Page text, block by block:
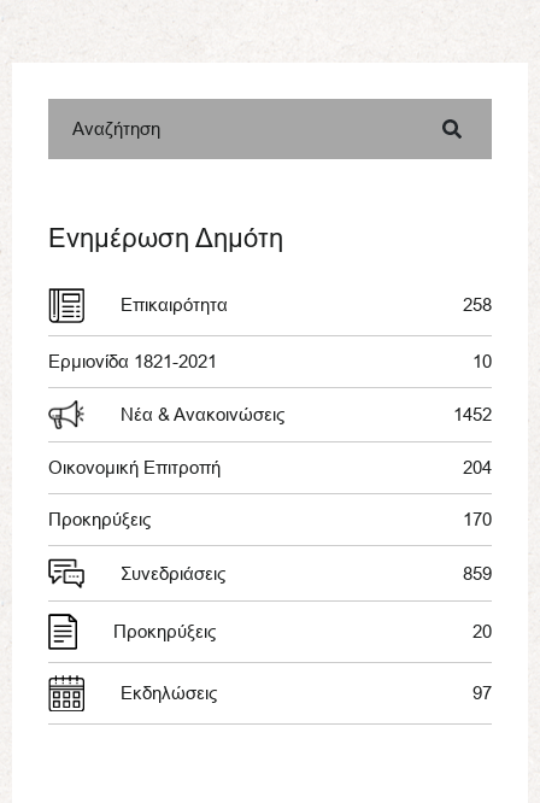
Αναζήτηση
Ενημέρωση Δημότη
Επικαιρότητα 258
Ερμιονίδα 1821-2021 10
Νέα & Ανακοινώσεις 1452
Οικονομική Επιτροπή 204
Προκηρύξεις 170
Συνεδριάσεις 859
Προκηρύξεις 20
Εκδηλώσεις 97